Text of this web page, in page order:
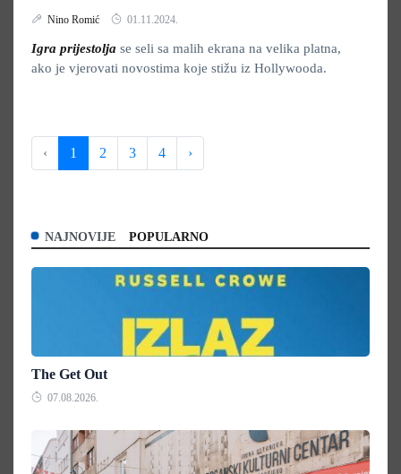
Nino Romić 01.11.2024.
Igra prijestolja se seli sa malih ekrana na velika platna,
ako je vjerovati novostima koje stižu iz Hollywooda.
‹ 1 2 3 4 ›
NAJNOVIJE POPULARNO
The Get Out
07.08.2026.